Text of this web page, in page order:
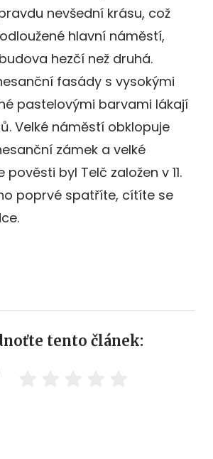
nevšední krásu, což
hlavní náměstí,
hezčí než druhá.
fasády s vysokými
pastelovými barvami lákají
Velké náměstí obklopuje
zámek a velké
pověsti byl Telč založen v 11.
poprvé spatříte, cítíte se
tento článek: